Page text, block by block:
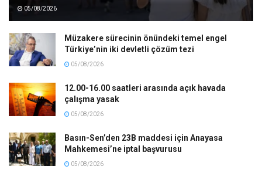
05/08/2026
Müzakere sürecinin önündeki temel engel
Türkiye’nin iki devletli çözüm tezi
05/08/2026
12.00-16.00 saatleri arasında açık havada
çalışma yasak
05/08/2026
Basın-Sen’den 23B maddesi için Anayasa
Mahkemesi’ne iptal başvurusu
05/08/2026